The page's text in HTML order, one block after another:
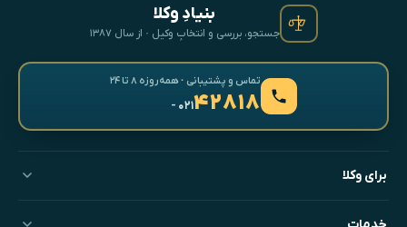
بنیادِ وکلا
جستجو، بررسی و انتخابِ وکیل · از سال ۱۳۸۷
تماس و پشتیبانی · همه‌روزه ۸ تا ۲۴
۴۲۸۱۸- ۰۲۱
برای وکلا